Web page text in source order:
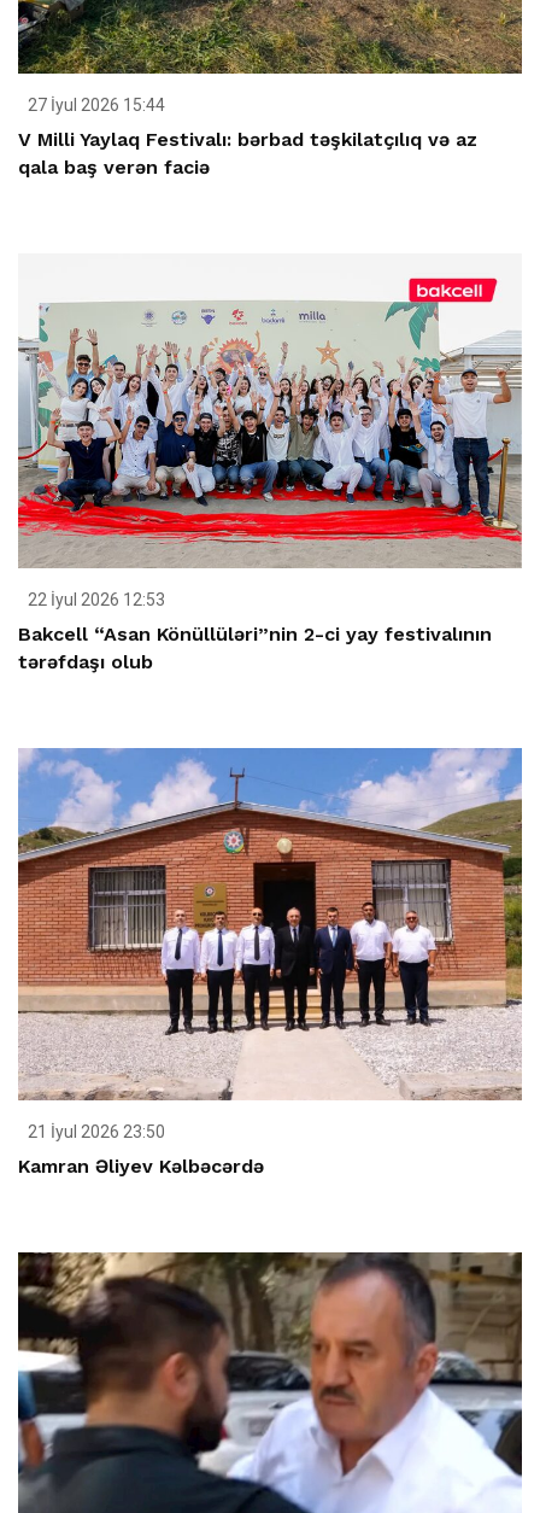
27 İyul 2026 15:44
V Milli Yaylaq Festivalı: bərbad təşkilatçılıq və az
qala baş verən faciə
22 İyul 2026 12:53
Bakcell “Asan Könüllüləri”nin 2-ci yay festivalının
tərəfdaşı olub
21 İyul 2026 23:50
Kamran Əliyev Kəlbəcərdə